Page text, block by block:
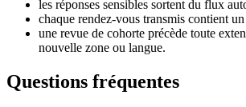
les réponses sensibles sortent du flux
chaque rendez-vous transmis contient
une revue de cohorte précède toute
nouvelle zone ou langue.
Questions fréquentes